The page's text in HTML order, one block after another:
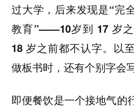
过大学，后来发现是“完
教育”——10岁到 17 岁
18 岁之前都不认字。以
做板书时，还有个别字会
即便餐饮是一个接地气的